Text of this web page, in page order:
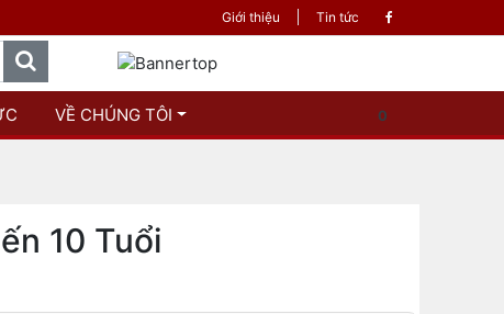
Phân phối sách và xuất bản hàng đầu việt nam - Sách
Giới thiệu Tin tức
VỀ CHÚNG TÔI 0
10 Tuổi